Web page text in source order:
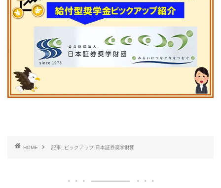
HOME 記事_ピックアップ-日本証券奨学財団